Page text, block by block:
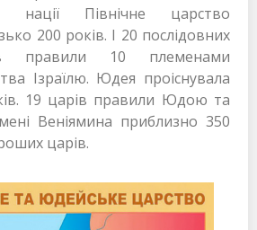
нації Північне царство
200 років. І 20 послідовних
правили 10 племенами
Ізраїлю. Юдея проіснувала
19 царів правили Юдою та
Веніямина приблизно 350
царів.